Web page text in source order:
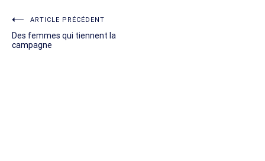
Navigation
de
ARTICLE PRÉCÉDENT
Des femmes qui tiennent la
campagne